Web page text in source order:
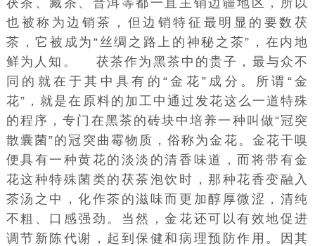
也被称为边销茶，但边销特征最明显的要数茯
茶，它被成为“丝绸之路上的神秘之茶”，在内地
鲜为人知。 茯茶作为黑茶中的贵子，最与众不
同的就在于其中具有的“金花”成分。所谓“金
花”，就是在原料的加工中通过发花这么一道特殊
的程序，专门在黑茶的砖块中培养一种叫做“冠突
散囊菌”的冠突曲霉物质，俗称为金花。金花干嗅
便具有一种黄花的淡淡的清香味道，而将带有金
花这种特殊菌类的茯茶泡饮时，那种花香变融入
茶汤之中，化作茶的滋味而更加醇厚微涩，清纯
不粗、口感强劲。当然，金花还可以有效地促进
调节新陈代谢，起到保健和病理预防作用。因其